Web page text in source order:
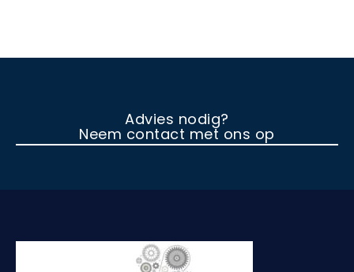
Advies nodig?
Neem contact met ons op